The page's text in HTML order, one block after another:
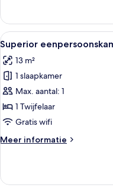
kamer,
twee-
2
eenpersoonsbedden
Alle
foto's
voor
Superior
eenpersoonskamer
laden
6
Superior
13 m²
1 slaapkamer
Max. aantal: 1
1 Twijfelaar
Gratis wifi
Meer informatie
Meer
eenpersoonskamer